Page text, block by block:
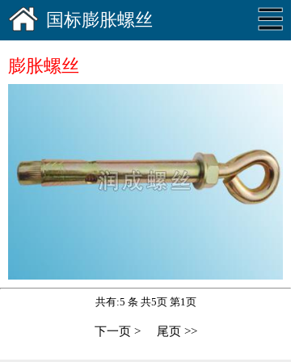
国标膨胀螺丝
膨胀螺丝
共有:5 条 共5页 第1页
下一页 > 尾页 >>